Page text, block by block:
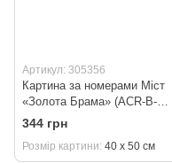
Артикул: 305356
Картина за номерами Міст
«Золота Брама» (ACR-B-
11070-AC) ArtCraft 40 х 50 см
344 грн
Розмір картини 40 х 50 см